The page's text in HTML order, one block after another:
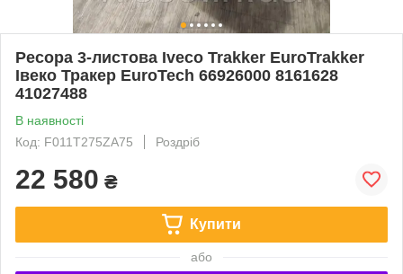
Ресора 3-листова Iveco Trakker EuroTrakker
Івеко Тракер EuroTech 66926000 8161628
41027488
В наявності
Код: F011T275ZA75
Роздріб
22 580 ₴
Купити
або